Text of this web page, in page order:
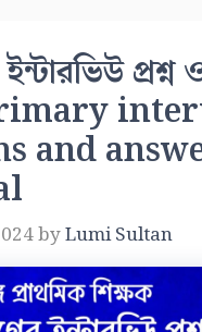
প্রশ্ন
and
byLumi Sultan